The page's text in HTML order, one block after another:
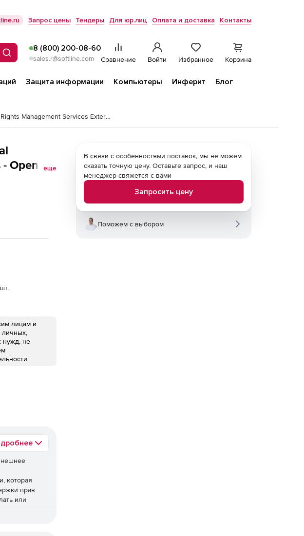
Запрос цены Тендеры Для юр.лиц Оплата и доставка Контакты
Поиск
8 (800) 200-08-60
sales.r@softline.com Сравнение Войти Избранное Корзина
Защита информации Компьютеры Инферит
Блог
Microsoft Windows Rights Management Services External Connector 2019
Open
Win -
еще
лицам и
нужд, не
которая
прав
или
В связи с особенностями поставок, мы не можем
сказать точную цену. Оставьте запрос, и наш
менеджер свяжется с вами
Запросить цену
Поможем с выбором